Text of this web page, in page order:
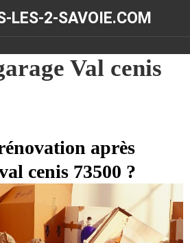
LES-2-SAVOIE.COM
Val cenis
après
cenis 73500 ?